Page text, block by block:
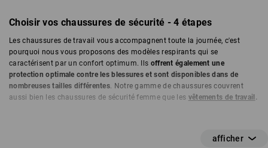
CHAUSSURES DE SÉCURITÉ
Choisir vos chaussures de sécurité - 4 étapes
Les chaussures de travail vous accompagnent toute la journée, c'est
pourquoi nous vous proposons des modèles respirants qui se
caractérisent par un confort optimum. Ils offrent également une
protection optimale contre les blessures et sont disponibles dans de
nombreuses tailles différentes. Notre gamme de chaussures couvrent
aussi bien les chaussures de sécurité femme que les vêtements de travail .